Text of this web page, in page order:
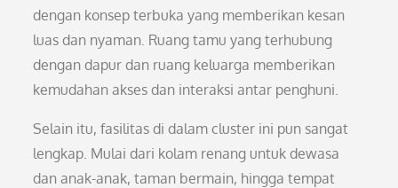
dengan konsep terbuka yang memberikan kesan
luas dan nyaman. Ruang tamu yang terhubung
dengan dapur dan ruang keluarga memberikan
kemudahan akses dan interaksi antar penghuni.
Selain itu, fasilitas di dalam cluster ini pun sangat
lengkap. Mulai dari kolam renang untuk dewasa
dan anak-anak, taman bermain, hingga tempat